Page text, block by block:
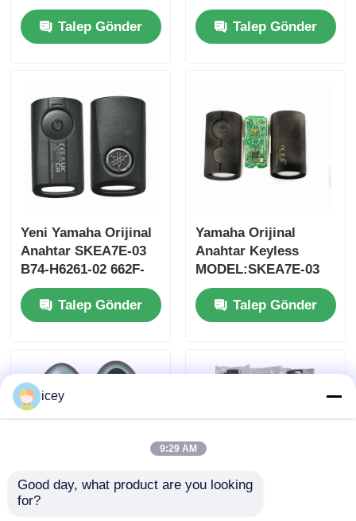
Su-zuki Jim-ny için
FSK 2005-2017 Çipsiz
37182-A7 Toptan satış
Talep Gönder
üç düğmeli
FSK433.92MHz ID47
çipli uzaktan
Talep Gönder
Yeni Yamaha Orijinal
Anahtar SKEA7E-03
B74-H6261-02 662F-
SKEA7D03
Talep Gönder
Yamaha Orijinal
Anahtar Keyless
MODEL:SKEA7E-03
Yamaha Akıllı
Uzaktan Kumanda
Anahtarı İçin B74-
Talep Gönder
icey
9:29 AM
Good day, what product are you looking
for?